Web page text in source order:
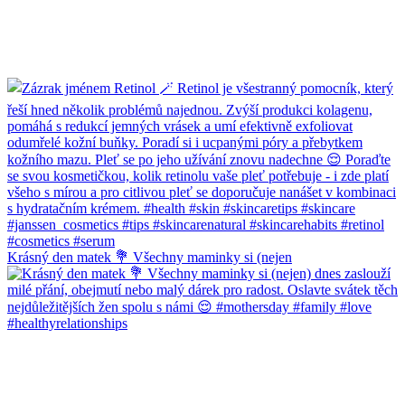
Krásný den matek 💐 Všechny maminky si (nejen